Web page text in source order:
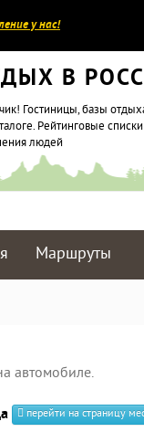
у нас!
В
Гостиницы, базы
Рейтинговые
людей
Маршруты
автомобиле.
перейти на страницу